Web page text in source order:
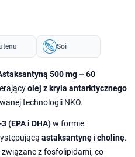
Soi
500 mg – 60
olej z kryla antarktycznego
technologii NKO.
(EPA i DHA)w formie
astaksantynę icholinę.
z fosfolipidami, co